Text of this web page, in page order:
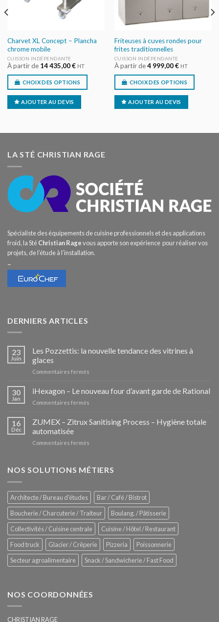
Charvet XL Concept – Plancha
chrome mobile
CUISSON INDÉPENDANTE
À partir de 14 435,00€ HT
CHOIX DES OPTIONS
AJOUTER AU DEVIS
Friteuses à cuves rondes pour
frites traditionnelles
CUISSON INDÉPENDANTE
À partir de4 999,00€ HT
CHOIX DES OPTIONS
AJOUTER AU DEVIS
LA STÉ CHRISTIAN RAGE
Spécialiste des équipements de cuisine professionnels et des applications
froid, la StéChristian Ragevous apporte son expérience pour réaliser vos
projets, de l’étude à l’installation.
–
DERNIERS ARTICLES
23
Juin
Les Pozzettis: la nouvelle tendance des vitrines à
glaces
Commentaires fermés
Pozzettis:
des
30
Jan
iHexagon – Le nouveau four d’avant garde de Rational
Commentaires fermés
–
de
16
Déc
ZUMEX – Zitrux Sanitising Process – Hygiène totale
automatisée
Commentaires fermés
Zitrux
–
Hygiène
totale
automatisée
NOS SOLUTIONS MÉTIERS
Architecte / Bureau d'études
Bar / Café / Bistrot
Boucherie / Charcuterie / Traiteur
Boulang. / Pâtisserie
Collectivités / Cuisine centrale
Cuisine / Hôtel / Restaurant
Food truck
Glacier / Crêperie Pizzeria
Poissonnerie
Secteur agroalimentaire
Snack / Sandwicherie / Fast Food
NOS COORDONNÉES
CHRISTIAN RAGE